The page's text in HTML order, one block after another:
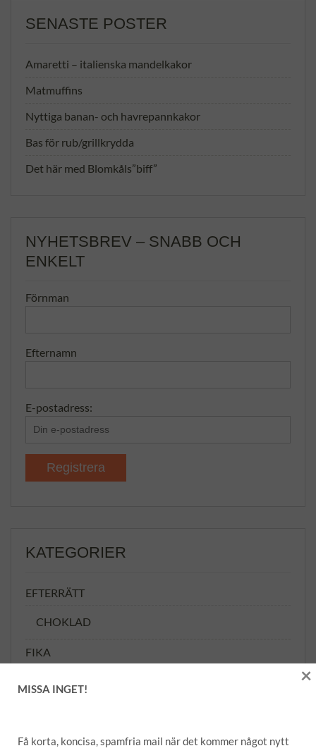
SENASTE POSTER
Amaretti – italienska mandelkakor
Matmuffins
Nyttiga banan- och havrepannkakor
Bas för rub/grillkrydda
Det här med Blomkåls”biff”
NYHETSBREV – SNABB OCH
ENKELT
Förnman
Efternamn
E-postadress:
KATEGORIER
EFTERRÄTT
CHOKLAD
FIKA
MISSA INGET!
Få korta, koncisa, spamfria mail när det kommer något nytt
×